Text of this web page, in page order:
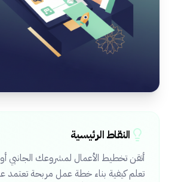
النقاط الرئيسية
أتقن تخطيط الأعمال لمشروعك الجانبي
تعلم كيفية بناء خطة عمل مربحة تعتمد